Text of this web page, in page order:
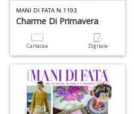
MANI DI FATA N.1193
Charme Di Primavera
Cartacea Digitale